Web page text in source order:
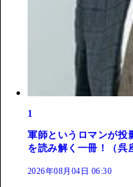
1
軍師というロマンが投
を読み解く一冊！（呉
2026年08月04日 06:30